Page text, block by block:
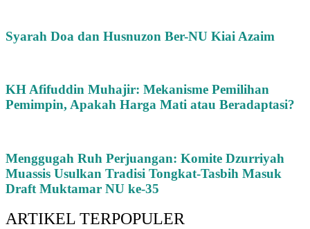
Syarah Doa dan Husnuzon Ber-NU Kiai Azaim
KH Afifuddin Muhajir: Mekanisme Pemilihan
Pemimpin, Apakah Harga Mati atau Beradaptasi?
Menggugah Ruh Perjuangan: Komite Dzurriyah
Muassis Usulkan Tradisi Tongkat-Tasbih Masuk
Draft Muktamar NU ke-35
ARTIKEL TERPOPULER